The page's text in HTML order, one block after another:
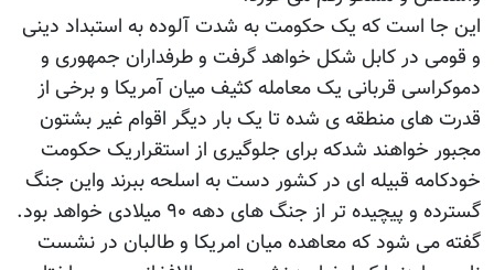
این جا است که یک حکومت به شدت آلوده به استبداد دینی
و قومی در کابل شکل خواهد گرفت و طرفداران جمهوری و
دموکراسی قربانی یک معامله کثیف میان آمریکا و برخی از
قدرت های منطقه ی شده تا یک بار دیگر اقوام غیر بشتون
مجبور خواهند شدکه برای جلوگیری از استقراریک حکومت
خودکامه قبیله ای در کشور دست به اسلحه ببرند واین جنگ
گسترده و پیچیده تر از جنگ های دهه ۹۰ میلادی خواهد بود.
گفته می شود که معاهده میان امریکا و طالبان در نشست